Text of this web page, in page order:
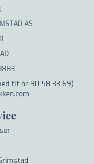
AS
tlf nr 90 58 33 69)